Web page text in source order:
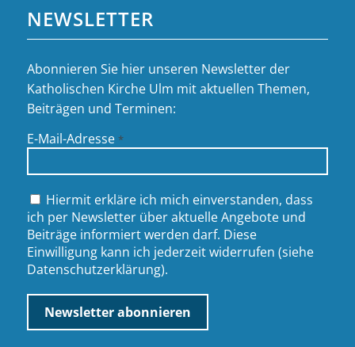
NEWSLETTER
Abonnieren Sie hier unseren Newsletter der
Katholischen Kirche Ulm mit aktuellen Themen,
Beiträgen und Terminen:
E-Mail-Adresse *
Hiermit erkläre ich mich einverstanden, dass
ich per Newsletter über aktuelle Angebote und
Beiträge informiert werden darf. Diese
Einwilligung kann ich jederzeit widerrufen (siehe
Datenschutzerklärung).